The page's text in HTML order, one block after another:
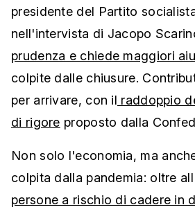
presidente del Partito
nell'intervista di Jacopo
prudenza e chiede maggiori
colpite dalle chiusure.
per arrivare, con il raddoppio
di rigore proposto dalla
Non solo l'economia, ma
colpita dalla pandemia: oltre
persone a rischio di cadere in